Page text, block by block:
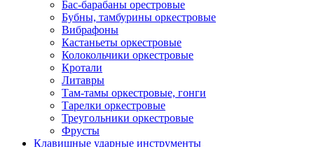
Бас-барабаны орестровые
Бубны, тамбурины оркестровые
Вибрафоны
Кастаньеты оркестровые
Колокольчики оркестровые
Кротали
Литавры
Там-тамы оркестровые, гонги
Тарелки оркестровые
Треугольники оркестровые
Фрусты
Клавишные ударные инструменты